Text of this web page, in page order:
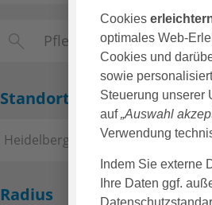
Standort
Heidelberg
Radius
Cookies
optimales Web-
Cookies und
sowie
Steuerung unserer
auf„Auswahl
Verwendung
Indem Sie externe
Ihre Daten ggf.